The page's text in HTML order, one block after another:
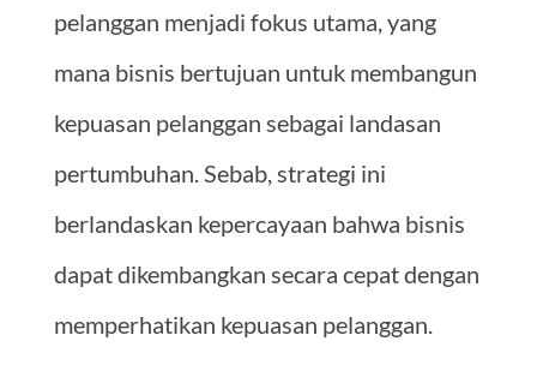
pelanggan menjadi fokus utama, yang
mana bisnis bertujuan untuk membangun
kepuasan pelanggan sebagai landasan
pertumbuhan. Sebab, strategi ini
berlandaskan kepercayaan bahwa bisnis
dapat dikembangkan secara cepat dengan
memperhatikan kepuasan pelanggan.